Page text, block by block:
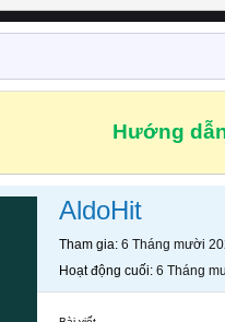
Hướng
AldoHit
Tham gia 6 Tháng mười
Hoạt động cuối 6 Tháng